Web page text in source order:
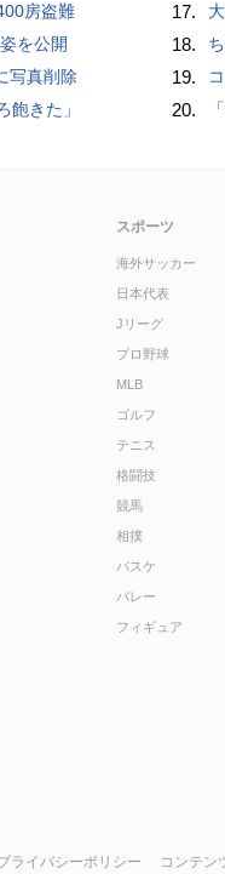
房盗難
を公開
写真削除
飽きた」
17.
18.
19.
20.
スポーツ
海外サッカー
日本代表
Jリーグ
プロ野球
MLB
ゴルフ
テニス
格闘技
競馬
相撲
バスケ
バレー
フィギュア
ライバシーポリシー コンテン